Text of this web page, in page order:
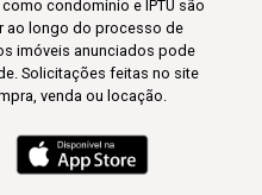
condomínio e IPTU são
ao longo do processo de
imóveis anunciados pode
Solicitações feitas no site
venda ou locação.